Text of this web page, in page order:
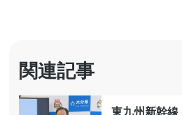
関連記事
東九州新幹